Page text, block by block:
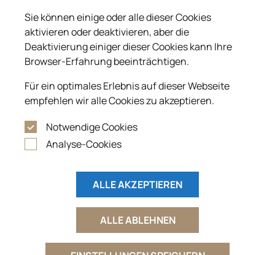
Sie können einige oder alle dieser Cookies
aktivieren oder deaktivieren, aber die
Deaktivierung einiger dieser Cookies kann Ihre
Browser-Erfahrung beeinträchtigen.
Für ein optimales Erlebnis auf dieser Webseite
empfehlen wir alle Cookies zu akzeptieren.
Notwendige Cookies
Analyse-Cookies
ALLE AKZEPTIEREN
ALLE ABLEHNEN